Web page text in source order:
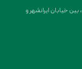
خیابان ایرانشهر و